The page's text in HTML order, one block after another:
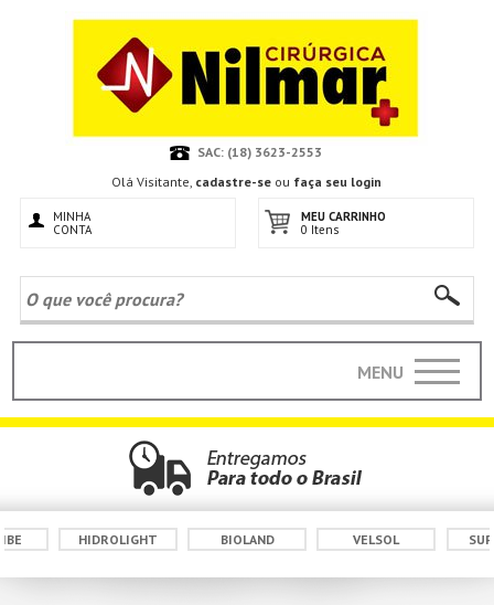
SAC: (18) 3623-2553
Olá Visitante, cadastre-se ou faça seu login
MINHA
CONTA
MEU CARRINHO
0 Itens
MENU
BIOLAND VELSOL SUPERMEDY